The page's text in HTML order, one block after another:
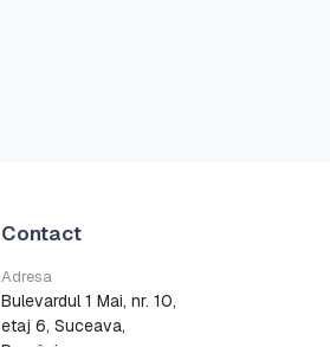
Contact
Adresa
Bulevardul 1 Mai, nr. 10,
etaj 6, Suceava,